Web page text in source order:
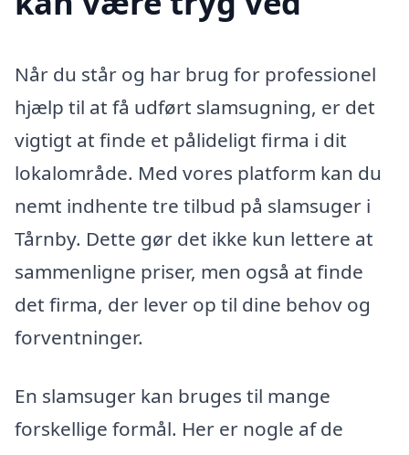
Når du står og har brug for professionel
hjælp til at få udført slamsugning, er det
vigtigt at finde et pålideligt firma i dit
lokalområde. Med vores platform kan du
nemt indhente tre tilbud på slamsuger i
Tårnby. Dette gør det ikke kun lettere at
sammenligne priser, men også at finde
det firma, der lever op til dine behov og
forventninger.
En slamsuger kan bruges til mange
forskellige formål. Her er nogle af de